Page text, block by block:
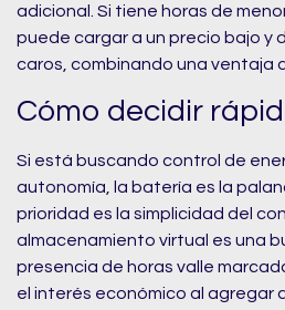
adicional. Si tiene horas de
puede cargar a un precio bajo y
caros, combinando una ventaja
Cómo decidir
Si está buscando control de
autonomía, la batería es la
prioridad es la simplicidad del
almacenamiento virtual es una
presencia de horas valle
el interés económico al agregar